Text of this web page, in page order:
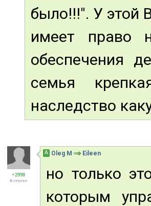
было!!!". У этой
имеет право
обеспечения
семья
наследство
+2998
В отпуске
А Oleg M Eileen
но только
которым